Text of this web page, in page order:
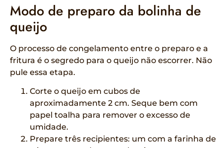
Modo de preparo da bolinha de
queijo
O processo de congelamento entre o preparo e a
fritura é o segredo para o queijo não escorrer. Não
pule essa etapa.
Corte o queijo em cubos de
aproximadamente 2 cm. Seque bem com
papel toalha para remover o excesso de
umidade.
Prepare três recipientes: um com a farinha de